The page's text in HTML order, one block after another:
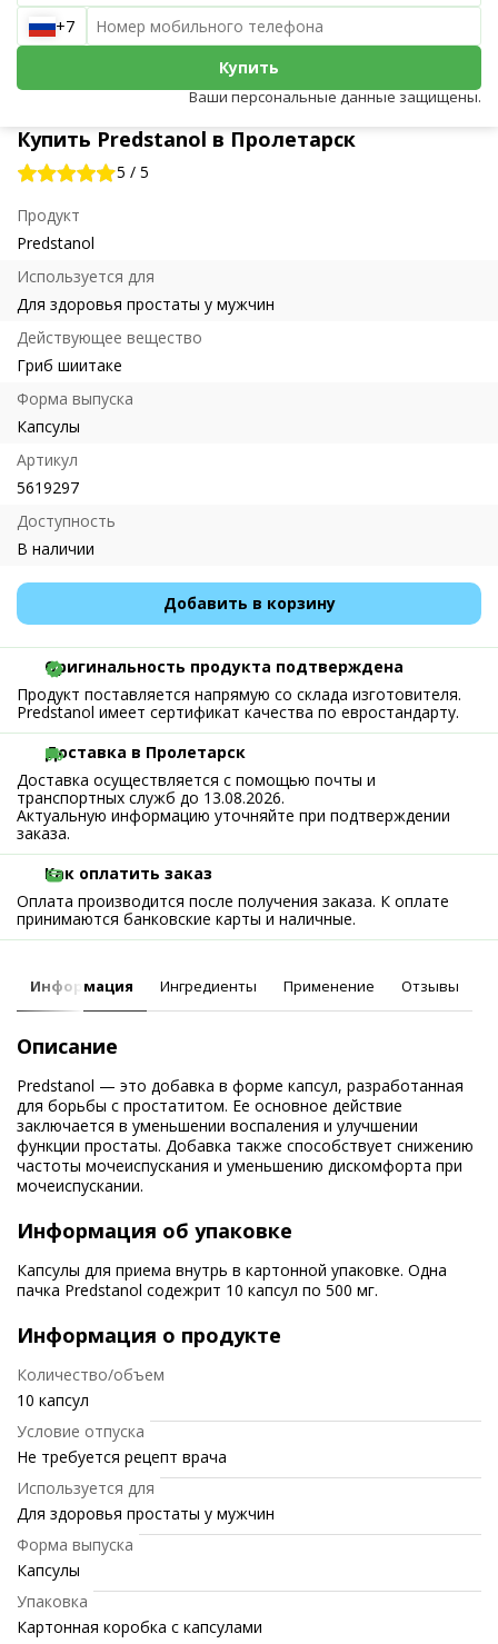
Купить Predstanol в Пролетарск
5 / 5
Продукт
Predstanol
Используется для
Для здоровья простаты у мужчин
Действующее вещество
Гриб шиитаке
Форма выпуска
Капсулы
Артикул
5619297
Доступность
В наличии
Добавить в корзину
+7
Купить
Ваши персональные данные защищены.
Оригинальность продукта подтверждена
Продукт поставляется напрямую со склада изготовителя.
Predstanol имеет сертификат качества по евростандарту.
Доставка в Пролетарск
Доставка осуществляется с помощью почты и
транспортных служб до 13.08.2026.
Актуальную информацию уточняйте при подтверждении
заказа.
Как оплатить заказ
Оплата производится после получения заказа. К оплате
принимаются банковские карты и наличные.
Информация Ингредиенты Применение Отзывы
Описание
Predstanol — это добавка в форме капсул, разработанная
для борьбы с простатитом. Ее основное действие
заключается в уменьшении воспаления и улучшении
функции простаты. Добавка также способствует снижению
частоты мочеиспускания и уменьшению дискомфорта при
мочеиспускании.
Информация об упаковке
Капсулы для приема внутрь в картонной упаковке. Одна
пачка Predstanol содежрит 10 капсул по 500 мг.
Информация о продукте
Количество/объем
10 капсул
Условие отпуска
Не требуется рецепт врача
Используется для
Для здоровья простаты у мужчин
Форма выпуска
Капсулы
Упаковка
Картонная коробка с капсулами